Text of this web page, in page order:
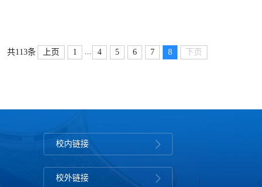
共113条 上页 1 4 5 6 7 8 下页
校内链接
校外链接